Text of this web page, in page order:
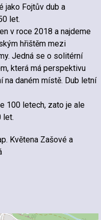
jako Fojtův dub a
let.
v roce 2018 a najdeme
hřištěm mezi
Jedná se o solitérní
která má perspektivu
daném místě. Dub letní
100 letech, zato je ale
let.
Květena Zašové a